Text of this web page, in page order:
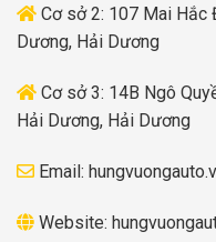
Cơ sở 2: 107 Mai Hắc
Dương, Hải Dương
Cơ sở 3: 14B Ngô
Hải Dương, Hải Dương
Email:
Website: